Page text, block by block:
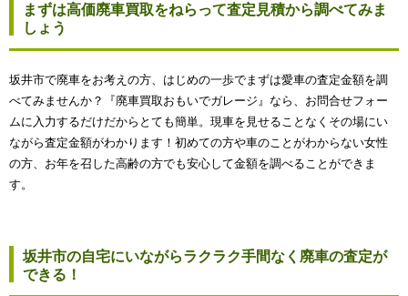
まずは高価廃車買取をねらって査定見積から調べてみま
しょう
坂井市で廃車をお考えの方、はじめの一歩でまずは愛車の査定金額を調
べてみませんか？『廃車買取おもいでガレージ』なら、お問合せフォー
ムに入力するだけだからとても簡単。現車を見せることなくその場にい
ながら査定金額がわかります！初めての方や車のことがわからない女性
の方、お年を召した高齢の方でも安心して金額を調べることができま
す。
坂井市の自宅にいながらラクラク手間なく廃車の査定が
できる！